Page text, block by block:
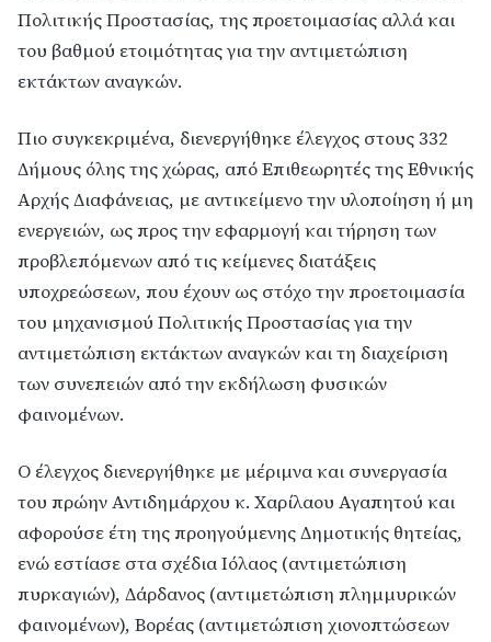
Πολιτικής Προστασίας, της προετοιμασίας αλλά και
του βαθμού ετοιμότητας για την αντιμετώπιση
εκτάκτων αναγκών.
Πιο συγκεκριμένα, διενεργήθηκε έλεγχος στους 332
Δήμους όλης της χώρας, από Επιθεωρητές της Εθνικής
Αρχής Διαφάνειας, με αντικείμενο την υλοποίηση ή μη
ενεργειών, ως προς την εφαρμογή και τήρηση των
προβλεπόμενων από τις κείμενες διατάξεις
υποχρεώσεων, που έχουν ως στόχο την προετοιμασία
του μηχανισμού Πολιτικής Προστασίας για την
αντιμετώπιση εκτάκτων αναγκών και τη διαχείριση
των συνεπειών από την εκδήλωση φυσικών
φαινομένων.
Ο έλεγχος διενεργήθηκε με μέριμνα και συνεργασία
του πρώην Αντιδημάρχου κ. Χαρίλαου Αγαπητού και
αφορούσε έτη της προηγούμενης Δημοτικής θητείας,
ενώ εστίασε στα σχέδια Ιόλαος (αντιμετώπιση
πυρκαγιών), Δάρδανος (αντιμετώπιση πλημμυρικών
φαινομένων), Βορέας (αντιμετώπιση χιονοπτώσεων